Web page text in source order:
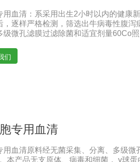
用血清：系采用出生2小时以内的健康
，逐样严格检测，筛选出牛病毒性腹泻
级微孔滤膜过滤除菌和适宜剂量60Co
增殖作用。适用于多种细胞株的培养、
是猪瘟疫苗）的研制及生产。质量标准
们
专用血清
用血清原料经无菌采集、分离、多级微
本产品无支原体、病毒和细菌， γ球